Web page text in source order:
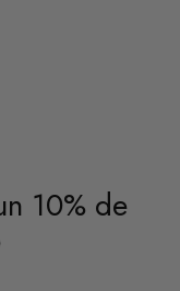
10% de